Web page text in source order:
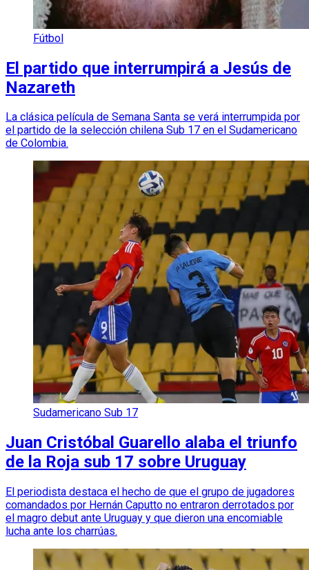
Fútbol
El partido que interrumpirá a Jesús de
Nazareth
La clásica película de Semana Santa se verá interrumpida por
el partido de la selección chilena Sub 17 en el Sudamericano
de Colombia.
Sudamericano Sub 17
Juan Cristóbal Guarello alaba el triunfo
de la Roja sub 17 sobre Uruguay
El periodista destaca el hecho de que el grupo de jugadores
comandados por Hernán Caputto no entraron derrotados por
el magro debut ante Uruguay y que dieron una encomiable
lucha ante los charrúas.